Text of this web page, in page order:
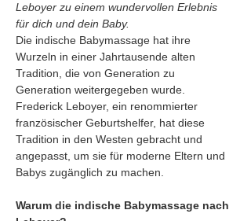
Leboyer zu einem wundervollen Erlebnis
für dich und dein Baby.
Die indische Babymassage hat ihre
Wurzeln in einer Jahrtausende alten
Tradition, die von Generation zu
Generation weitergegeben wurde.
Frederick Leboyer, ein renommierter
französischer Geburtshelfer, hat diese
Tradition in den Westen gebracht und
angepasst, um sie für moderne Eltern und
Babys zugänglich zu machen.
Warum die indische Babymassage nach